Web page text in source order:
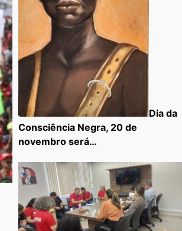
Dia da
Consciência Negra, 20 de
novembro será…